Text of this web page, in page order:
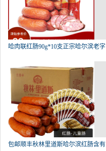
哈肉联红肠90g*10支正宗哈尔滨老字
包邮顺丰秋林里道斯哈尔滨红肠含有